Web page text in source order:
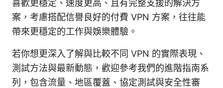
喜歡更穩定、速度更高、且有完整支援的解決方
案，考慮搭配信譽良好的付費 VPN 方案，往往能
帶來更穩定的工作與娛樂體驗。
若你想更深入了解與比較不同 VPN 的實際表現、
測試方法與最新動態，歡迎參考我們的進階指南系
列，包含流量、地區覆蓋、協定測試與安全性審